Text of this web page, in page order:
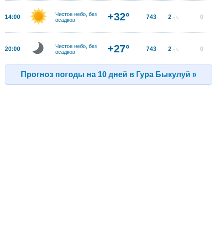
14:00
Чистое небо, без
осадков
+32° 743 2 м/с 0
20:00
Чистое небо, без
осадков
+27° 743 2 м/с 0
Прогноз погоды на 10 дней в Гура Быкулуй »